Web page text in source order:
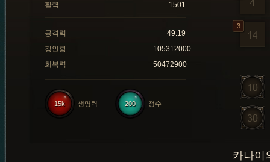
활력
1501
공격력
49.19
강인함
105312000
회복력
50472900
200 정수
15k 생명력
카나이